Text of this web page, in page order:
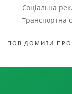
Соціальна
Транспортна
ПОВІДОМИТИ